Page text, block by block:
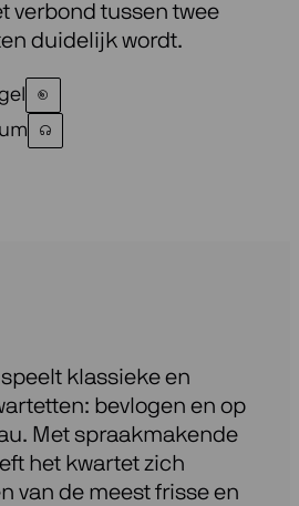
verbond tussen twee
duidelijk wordt.
klassieke en
bevlogen en op
Met spraakmakende
het kwartet zich
van de meest frisse en